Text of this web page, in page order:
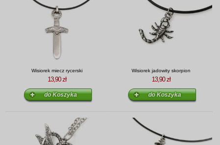
Wisiorek miecz rycerski
13,90 zł
Wisiorek jadowity skorpion
13,90 zł